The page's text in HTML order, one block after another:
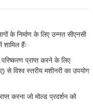
के निर्माण के लिए उन्नत सीएनसी
हैंः
प्राप्त करने के लिए
विश्व स्तरीय मशीनरी का उपयोग
करना जो मोल्ड प्रदर्शन को